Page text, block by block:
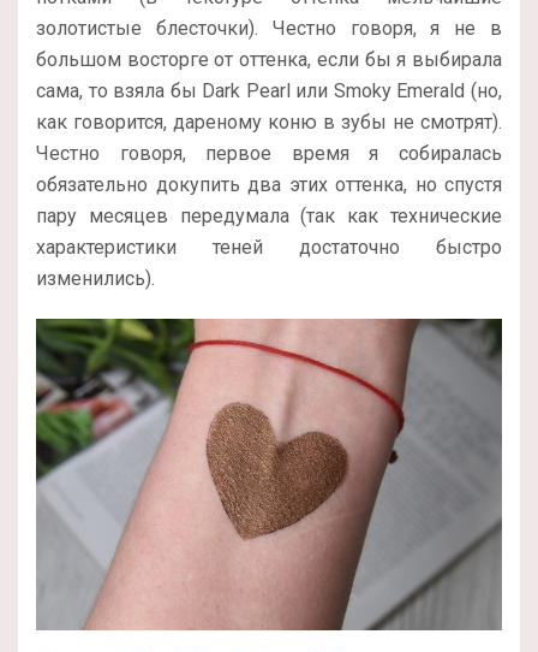
золотистые блесточки). Честно говоря, я не в
большом восторге от оттенка, если бы я выбирала
сама, то взяла бы Dark Pearl или Smoky Emerald (но,
как говорится, дареному коню в зубы не смотрят).
Честно говоря, первое время я собиралась
обязательно докупить два этих оттенка, но спустя
пару месяцев передумала (так как технические
характеристики теней достаточно быстро
изменились).